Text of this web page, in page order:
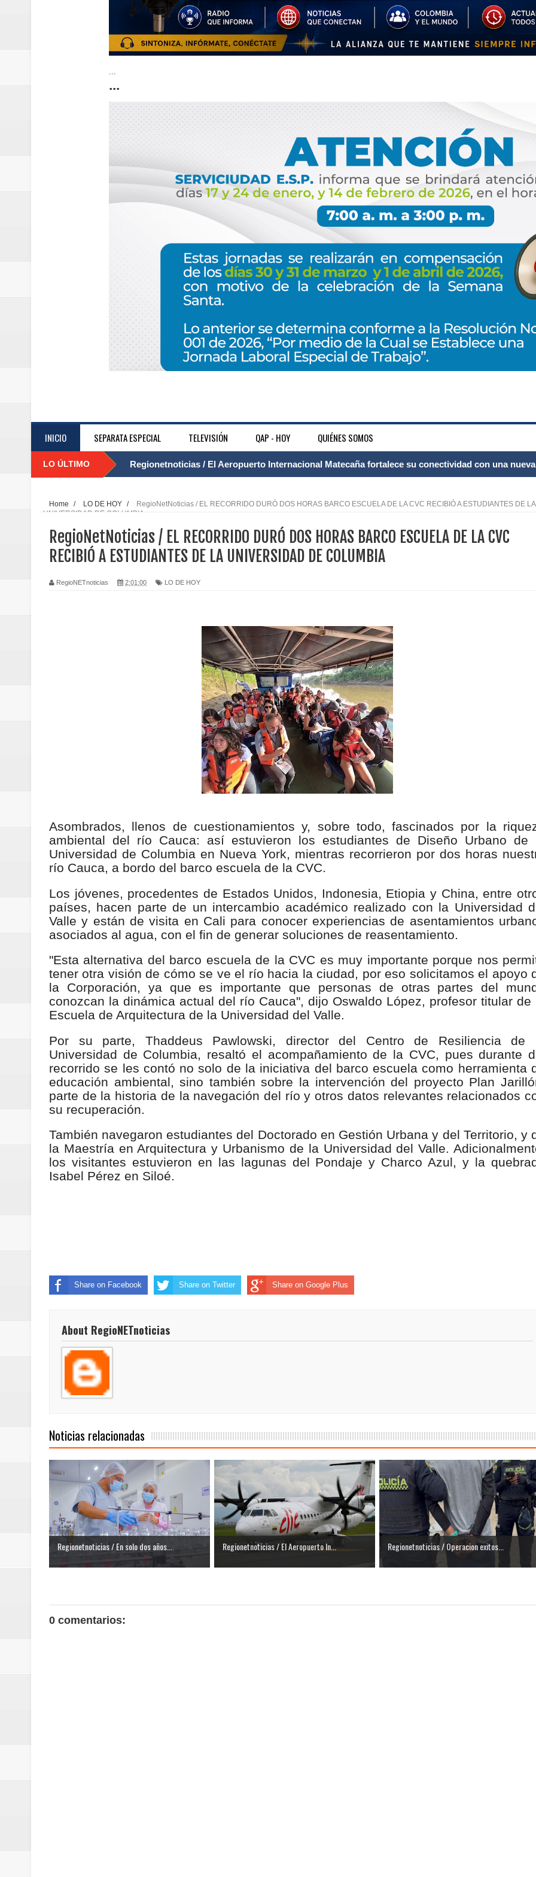
...
...
INICIO SEPARATA ESPECIAL TELEVISIÓN QAP - HOY QUIÉNES SOMOS
LO ÚLTIMO Regionetnoticias / El Aeropuerto Internacional Matecaña fortalece su conectividad con una
Regionetnoticias / Caldas fortalece el Mecanismo Articulador Departamental para el abordaje de
posesión presidencial
Regionetnoticias / La Alcaldía de Pereira continúa renovando espacios comunitarios que llevaban
Regionetnoticias / Agua potable transforma la vida de 68 estudiantes rurales en Filadelfia gracias
Regionetnoticias / Población vulnerable en Tuluá tendrá comedor comunitario gracias al
Regionetnoticias / Alcaldía de Cartagena avanza en trabajos contra las inundaciones con
calle San Juan de Dios del Centro Histórico
Regionetnoticias / Pereira avanza con resultados en salud mental, innovación y paz
Regionetnoticias / Estas son las millonarias inversiones del Gobierno Matiz en el municipio de
ecoeficientes en Marquetalia
Regionetnoticias / Despliegue de seguridad sin precedentes: El Valle y la nación refuerzan
Regionetnoticias / Las ayudas técnicas aportaron dignidad a las personas con discapacidad de
ReGioNetNoticias / RISARALDA / Risaralda fortalece la preparación de sus municipios frente al
ReGionetNoticias / DOSQUEBRADAS / Dosquebradas fortalece la respuesta frente a tres Alertas
acciones que impactan a más de 20.000 personas
ReGioNetNoticias- MEDELLIN / En Medellín fue inmovilizado un bus que estaba siendo lavado
Regionetnoticias / En solo dos años y siete meses, la Fábrica de Licores del Tolima alcanzó el 94
transferencias prevista para los 4 años de gobierno
Home / LO DE HOY /
RegioNetNoticias / EL RECORRIDO DURÓ DOS HORAS BARCO ESCUELA DE LA CVC RECIBIÓ A ESTUDIANTES DE LA
UNIVERSIDAD DE COLUMBIA
RegioNetNoticias / EL RECORRIDO DURÓ DOS HORAS BARCO ESCUELA DE LA CVC
RECIBIÓ A ESTUDIANTES DE LA UNIVERSIDAD DE COLUMBIA
RegioNETnoticias 2:01:00 LO DE HOY
Asombrados, llenos de cuestionamientos y, sobre todo, fascinados por la
ambiental del río Cauca: así estuvieron los estudiantes de Diseño Urbano de
Universidad de Columbia en Nueva York, mientras recorrieron por dos horas
río Cauca, a bordo del barco escuela de la CVC.
Los jóvenes, procedentes de Estados Unidos, Indonesia, Etiopia y China, entre
países, hacen parte de un intercambio académico realizado con la Universidad
Valle y están de visita en Cali para conocer experiencias de asentamientos
asociados al agua, con el fin de generar soluciones de reasentamiento.
"Esta alternativa del barco escuela de la CVC es muy importante porque nos
tener otra visión de cómo se ve el río hacia la ciudad, por eso solicitamos el apoyo
la Corporación, ya que es importante que personas de otras partes del
conozcan la dinámica actual del río Cauca", dijo Oswaldo López, profesor titular de
Escuela de Arquitectura de la Universidad del Valle.
Por su parte, Thaddeus Pawlowski, director del Centro de Resiliencia de
Universidad de Columbia, resaltó el acompañamiento de la CVC, pues durante
recorrido se les contó no solo de la iniciativa del barco escuela como herramienta
educación ambiental, sino también sobre la intervención del proyecto Plan
parte de la historia de la navegación del río y otros datos relevantes relacionados
su recuperación.
También navegaron estudiantes del Doctorado en Gestión Urbana y del Territorio, y
la Maestría en Arquitectura y Urbanismo de la Universidad del Valle.
los visitantes estuvieron en las lagunas del Pondaje y Charco Azul, y la
Isabel Pérez en Siloé.
Share on Facebook Share on Twitter Share on Google Plus
About RegioNETnoticias
Noticias relacionadas
Regionetnoticias / En solo dos años... Regionetnoticias / El Aeropuerto In... Regionetnoticias / Operacion exitos...
0 comentarios: